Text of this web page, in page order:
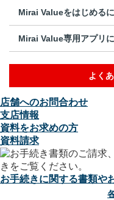
Mirai Valueをはじめる
Mirai Value専用アプリ
よく
店舗へのお問合わせ
支店情報
資料をお求めの方
資料請求
お手続きに関する書類や